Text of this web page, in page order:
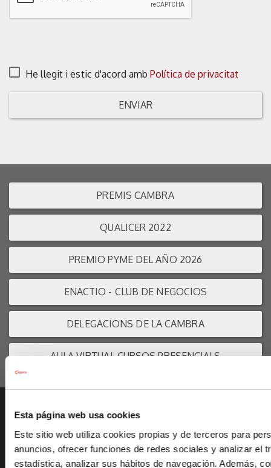
Esta página web usa cookies
Este sitio web utiliza cookies propias y de terceros para
anuncios, ofrecer funciones de redes sociales y analizar el
estadística, analizar sus hábitos de navegación. Además,
He llegit i estic d'acord ambPolítica de privacitat
ENVIAR
PREMIS CAMBRA
QUALICER 2022
PREMIO PYME DEL AÑO 2026
ENACTIO - CLUB DE NEGOCIOS
DELEGACIONS DE LA CAMBRA
AULA VIRTUAL CURSOS PRESENCIALS
Ayudas a empresas
La Cambra